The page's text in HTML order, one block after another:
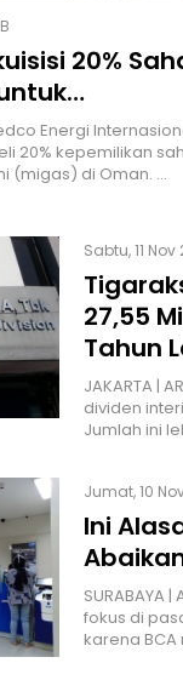
20%
Aset
Energi
20% kepemilikan
(migas) di Oman. …
Sabtu, 11 Nov
27,55
Tahun
JAKARTA |
dividen
Jumlah ini
Jumat, 10
Ini
SURABAYA
fokus di
karena